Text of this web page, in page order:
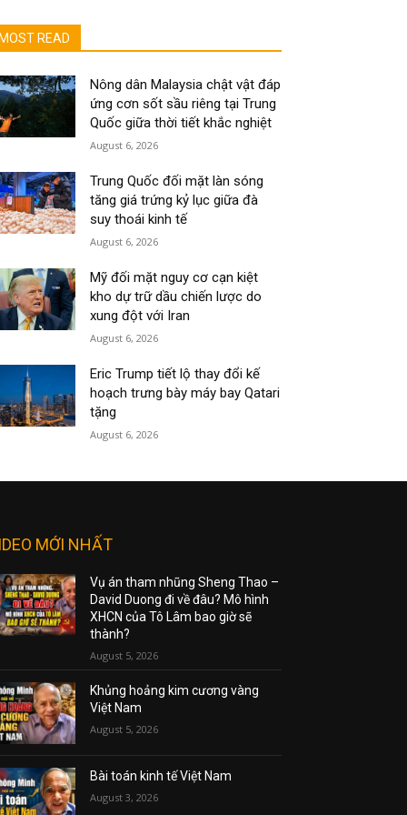
MOST READ
Nông dân Malaysia chật vật đáp
ứng cơn sốt sầu riêng tại Trung
Quốc giữa thời tiết khắc nghiệt
August 6, 2026
Trung Quốc đối mặt làn sóng
tăng giá trứng kỷ lục giữa đà
suy thoái kinh tế
August 6, 2026
Mỹ đối mặt nguy cơ cạn kiệt
kho dự trữ dầu chiến lược do
xung đột với Iran
August 6, 2026
Eric Trump tiết lộ thay đổi kế
hoạch trưng bày máy bay Qatari
tặng
August 6, 2026
MỚI NHẤT
Vụ án tham nhũng Sheng Thao –
David Duong đi về đâu? Mô hình
XHCN của Tô Lâm bao giờ sẽ
thành?
August 5, 2026
Khủng hoảng kim cương vàng
Việt Nam
August 5, 2026
Bài toán kinh tế Việt Nam
August 3, 2026